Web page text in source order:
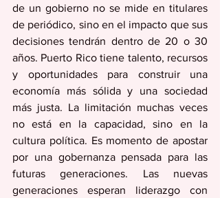
de un gobierno no se mide en titulares
de periódico, sino en el impacto que sus
decisiones tendrán dentro de 20 o 30
años. Puerto Rico tiene talento, recursos
y oportunidades para construir una
economía más sólida y una sociedad
más justa. La limitación muchas veces
no está en la capacidad, sino en la
cultura política. Es momento de apostar
por una gobernanza pensada para las
futuras generaciones. Las nuevas
generaciones esperan liderazgo con